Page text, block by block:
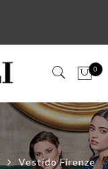
0
Vestido Firenze